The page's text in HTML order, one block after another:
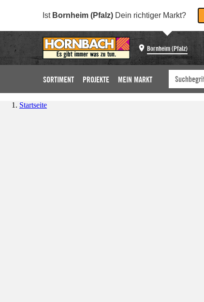
Ist Bornheim (Pfalz) Dein richtiger Markt?
Bornheim (Pfalz)
SORTIMENT PROJEKTE MEIN MARKT
Startseite